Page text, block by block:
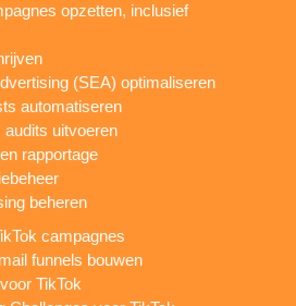
opzetten, inclusief
(SEA) optimaliseren
automatiseren
uitvoeren
rapportage
beheren
campagnes
funnels bouwen
TikTok